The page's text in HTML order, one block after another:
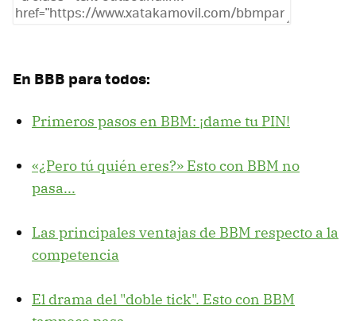
En BBB para todos:
Primeros pasos en BBM: ¡dame tu PIN!
«¿Pero tú quién eres?» Esto con BBM no
pasa...
Las principales ventajas de BBM respecto a la
competencia
El drama del "doble tick". Esto con BBM